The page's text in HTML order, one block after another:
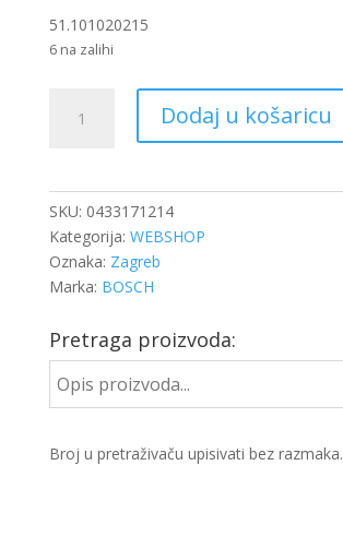
51.101020215
6 na zalihi
DIZE
količina
Dodaj u košaricu
SKU: 0433171214
Kategorija: WEBSHOP
Oznaka: Zagreb
Marka: BOSCH
Pretraga proizvoda:
Broj u pretraživaču upisivati bez razmaka.